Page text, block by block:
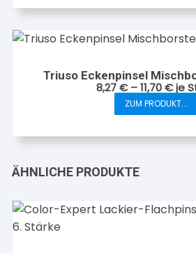
Triuso Eckenpinsel
8,27€–11,70€je
ZUM PRODUKT...
Dieses
weist
Die
ÄHNLICHE PRODUKTE